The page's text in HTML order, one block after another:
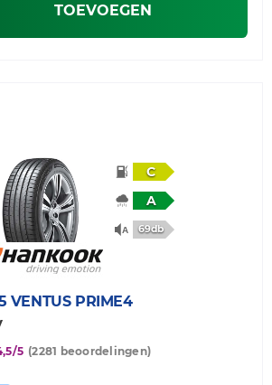
TOEVOEGEN
C
A
69db
VENTUS PRIME4
5 (2281 beoordelingen)